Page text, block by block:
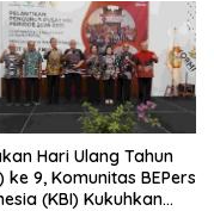
Hari Ulang Tahun
ke 9, Komunitas BEPers
(KBI) Kukuhkan